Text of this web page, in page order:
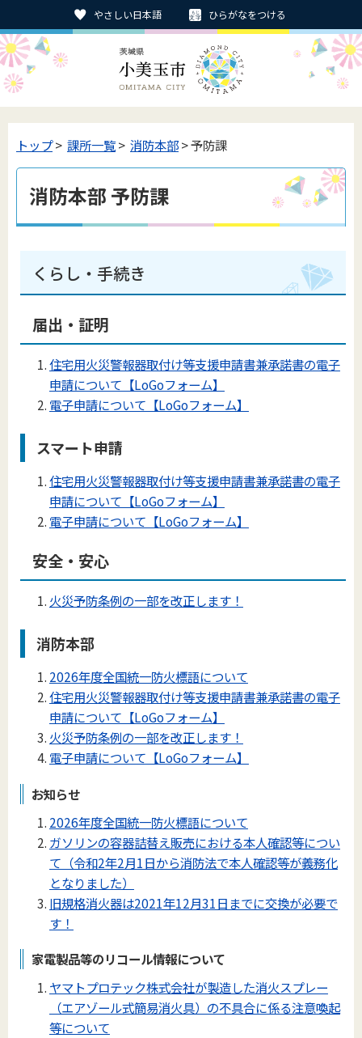
やさしい日本語 ひらがなをつける
トップ> 課所一覧> 消防本部> 予防課
消防本部 予防課
くらし・手続き
届出・証明
住宅用火災警報器取付け等支援申請書兼承諾書の電子
申請について【LoGoフォーム】
電子申請について【LoGoフォーム】
スマート申請
住宅用火災警報器取付け等支援申請書兼承諾書の電子
申請について【LoGoフォーム】
電子申請について【LoGoフォーム】
安全・安心
火災予防条例の一部を改正します！
消防本部
2026年度全国統一防火標語について
住宅用火災警報器取付け等支援申請書兼承諾書の電子
申請について【LoGoフォーム】
火災予防条例の一部を改正します！
電子申請について【LoGoフォーム】
お知らせ
2026年度全国統一防火標語について
ガソリンの容器詰替え販売における本人確認等につい
て（令和2年2月1日から消防法で本人確認等が義務化
となりました）
旧規格消火器は2021年12月31日までに交換が必要で
す！
家電製品等のリコール情報について
ヤマトプロテック株式会社が製造した消火スプレー
（エアゾール式簡易消火具）の不具合に係る注意喚起
等について